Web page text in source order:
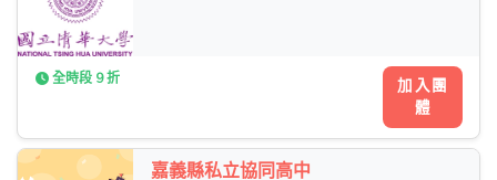
全時段 9 折
加入團
體
嘉義縣私立協同高中